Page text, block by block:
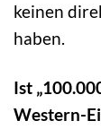
keinen
haben.
Ist
Western-